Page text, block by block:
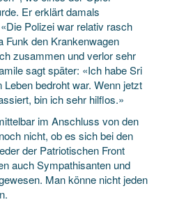
Er erklärt damals
Polizei war relativ rasch
Funk den Krankenwagen
zusammen und verlor sehr
sagt später: «Ich habe Sri
bedroht war. Wenn jetzt
bin ich sehr hilflos.»
im Anschluss von den
nicht, ob es sich bei den
der Patriotischen Front
auch Sympathisanten und
Man könne nicht jeden